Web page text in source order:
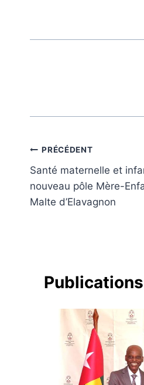
Navigation
de
l’article
PRÉCÉDENT
Santé maternelle et
nouveau pôle Mère-
Malte d’Elavagnon